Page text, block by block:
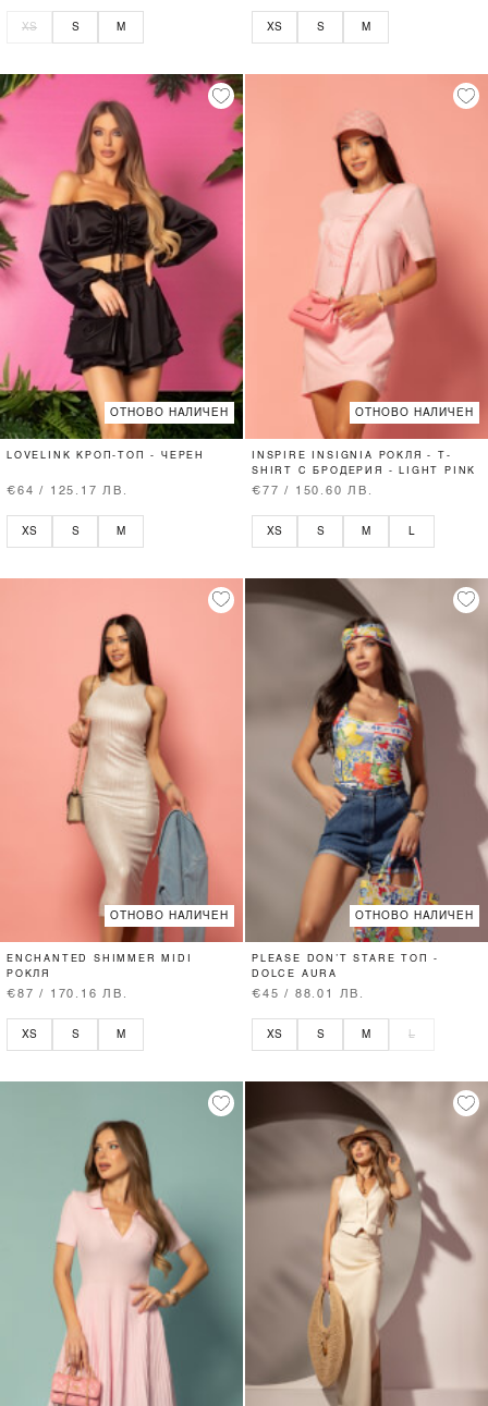
XS S M XS S M
ОТНОВО НАЛИЧЕН
LOVELINK КРОП-ТОП - ЧЕРЕН
€64 / 125.17 ЛВ.
XS S M
ОТНОВО НАЛИЧЕН
INSPIRE INSIGNIA РОКЛЯ - T-
SHIRT С БРОДЕРИЯ - LIGHT PINK
€77 / 150.60 ЛВ.
XS S M
ОТНОВО НАЛИЧЕН
ENCHANTED SHIMMER MIDI
РОКЛЯ
€87 / 170.16 ЛВ.
XS S M
ОТНОВО НАЛИЧЕН
PLEASE DON’T STARE ТОП -
DOLCE AURA
€45 / 88.01 ЛВ.
XS S M L